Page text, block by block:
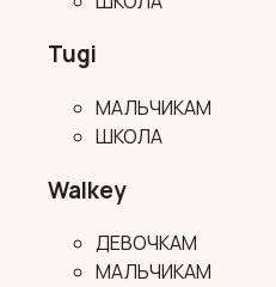
Tugi
МАЛЬЧИКАМ
ШКОЛА
Walkey
ДЕВОЧКАМ
МАЛЬЧИКАМ